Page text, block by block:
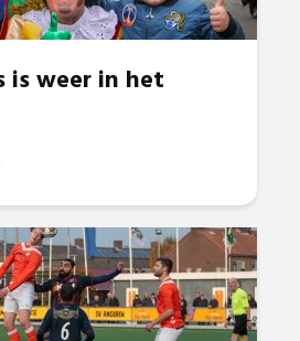
is weer in het